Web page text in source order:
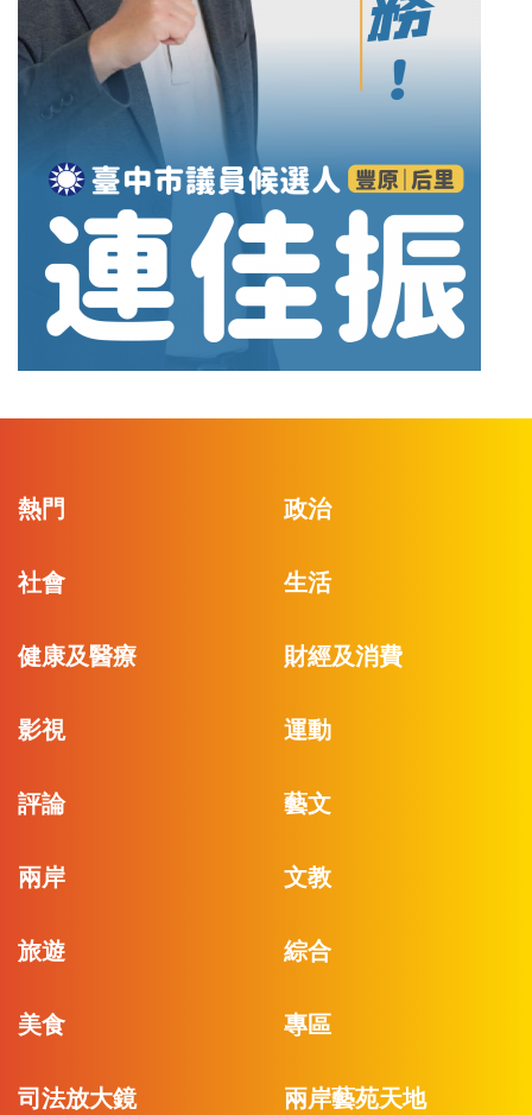
熱門 政治
社會 生活
健康及醫療 財經及消費
影視 運動
評論 藝文
兩岸 文教
旅遊 綜合
美食 專區
司法放大鏡 兩岸藝苑天地